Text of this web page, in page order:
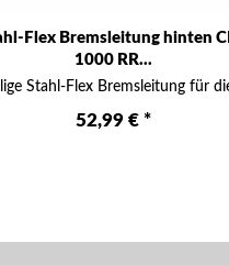
inklusive für die Montage...
Flex Bremsleitung hinten
1000 RR...
Stahl-Flex Bremsleitung für
52,99 € *